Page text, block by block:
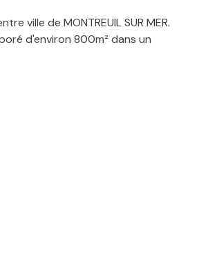
ville de MONTREUIL SUR MER.
d'environ 800m² dans un
pour un usage standard :